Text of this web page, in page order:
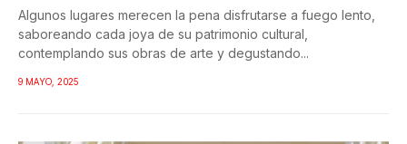
Algunos lugares merecen la pena disfrutarse a fuego lento,
saboreando cada joya de su patrimonio cultural,
contemplando sus obras de arte y degustando...
9 MAYO, 2025